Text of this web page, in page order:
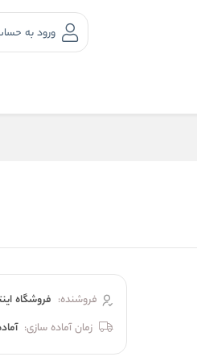
ورود به
فروشنده: فروشگاه
زمان آماده سازی: